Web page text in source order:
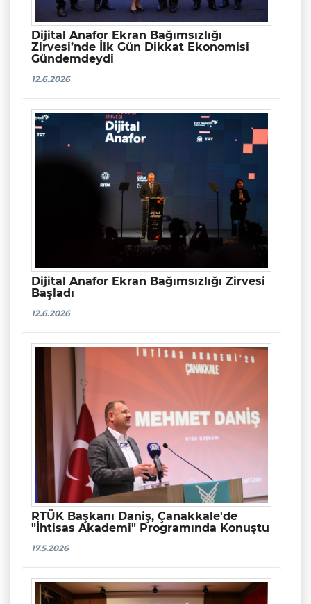
Dijital Anafor Ekran Bağımsızlığı
Zirvesi’nde İlk Gün Dikkat Ekonomisi
Gündemdeydi
12.6.2026
Dijital Anafor Ekran Bağımsızlığı Zirvesi
Başladı
12.6.2026
RTÜK Başkanı Daniş, Çanakkale'de
"İhtisas Akademi" Programında Konuştu
17.5.2026